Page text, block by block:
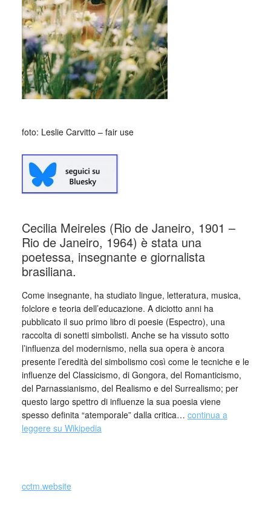
foto: Leslie Carvitto – fair use
Cecilia Meireles (Rio de Janeiro, 1901 –
Rio de Janeiro, 1964) è stata una
poetessa, insegnante e giornalista
brasiliana.
Come insegnante, ha studiato lingue, letteratura, musica,
folclore e teoria dell’educazione. A diciotto anni ha
pubblicato il suo primo libro di poesie (Espectro), una
raccolta di sonetti simbolisti. Anche se ha vissuto sotto
l’influenza del modernismo, nella sua opera è ancora
presente l’eredità del simbolismo così come le tecniche e le
influenze del Classicismo, di Gongora, del Romanticismo,
del Parnassianismo, del Realismo e del Surrealismo; per
questo largo spettro di influenze la sua poesia viene
spesso definita “atemporale” dalla critica… continua a
leggere su Wikipedia
cctm.website